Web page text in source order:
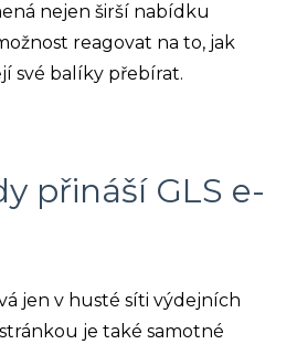
nejen širší nabídku
reagovat na to, jak
své balíky přebírat.
přináší GLS e-
jen v husté síti výdejních
je také samotné